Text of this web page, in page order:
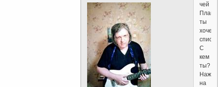
чей
План
ты
С
кем
ты?
Нажми
на